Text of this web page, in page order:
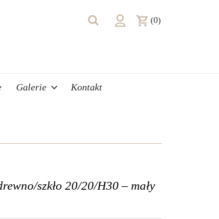
(0)
Galerie Kontakt
szkło 20/20/H30 – mały